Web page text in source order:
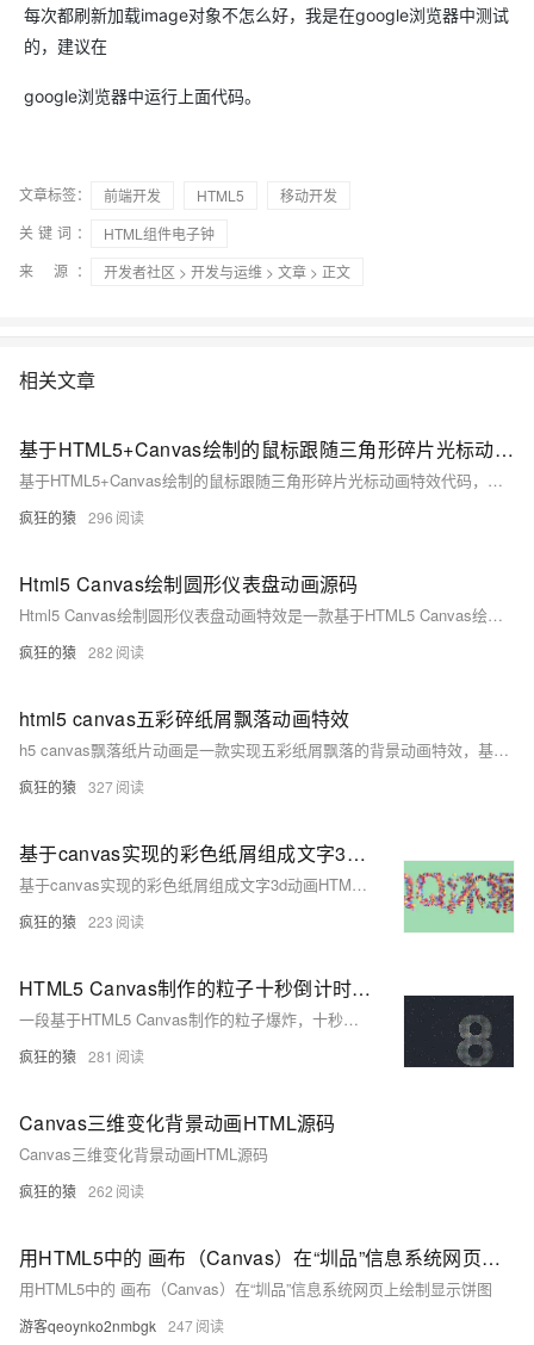
每次都刷新加载image对象不怎么好，我是在google浏览器中测试
的，建议在
google浏览器中运行上面代码。
文章标签： 前端开发 HTML5
移动开发
关键词：
HTML组件电子钟
来 源：
开发者社区 > 开发与运维 > 文章 > 正文
相关文章
基于HTML5+Canvas绘制的鼠标跟随三角形碎片光标动画代码
基于HTML5+Canvas绘制的鼠标跟随三角形碎片光标动画特效代码，很有意思，一团三角形碎片跟随鼠标的移动，不冗长、不笨重，反而有一种很轻盈的感觉，非常不错
疯狂的猿 296
Html5 Canvas绘制圆形仪表盘动画源码
Html5 Canvas绘制圆形仪表盘动画特效是一款基于HTML5 Canvas绘制的圆形百分比仪表盘动画特效。
疯狂的猿 282
html5 canvas五彩碎纸屑飘落动画特效
h5 canvas飘落纸片动画是一款实现五彩纸屑飘落的背景动画特效，基于canvas绘制的空中飘落的纸屑片动画特效，适用于网页动态背景效果代码。简单使用，欢迎下载！代码适用浏览器：搜狗、360、FireFox(建议)、Chrome、Safari、Opera、傲游、世界之窗，是一款不错的的特效插件，希望大家喜欢！
疯狂的猿 327
基于canvas实现的彩色纸屑组成文字3d动画HTML源码
基于canvas实现的彩色纸屑组成文字3d动画HTML源码
疯狂的猿 223
HTML5 Canvas制作的粒子十秒倒计时源码
一段基于HTML5 Canvas制作的粒子爆炸，十秒数字倒计时，全屏倒计时动画效果，给人一种非常大气的视觉感
疯狂的猿 281
Canvas三维变化背景动画HTML源码
Canvas三维变化背景动画HTML源码
疯狂的猿 262
用HTML5中的 画布（Canvas）在“圳品”信息系统网页上绘制显示饼图
用HTML5中的 画布（Canvas）在“圳品”信息系统网页上绘制显示饼图
游客qeoynko2nmbgk 247